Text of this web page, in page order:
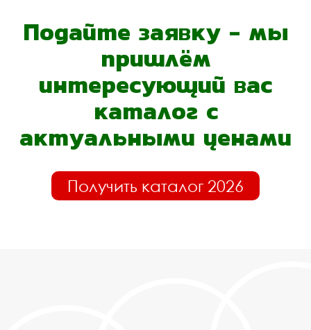
Подайте заявку - мы
пришлём
интересующий вас
каталог с
актуальными ценами
Получить каталог 2026